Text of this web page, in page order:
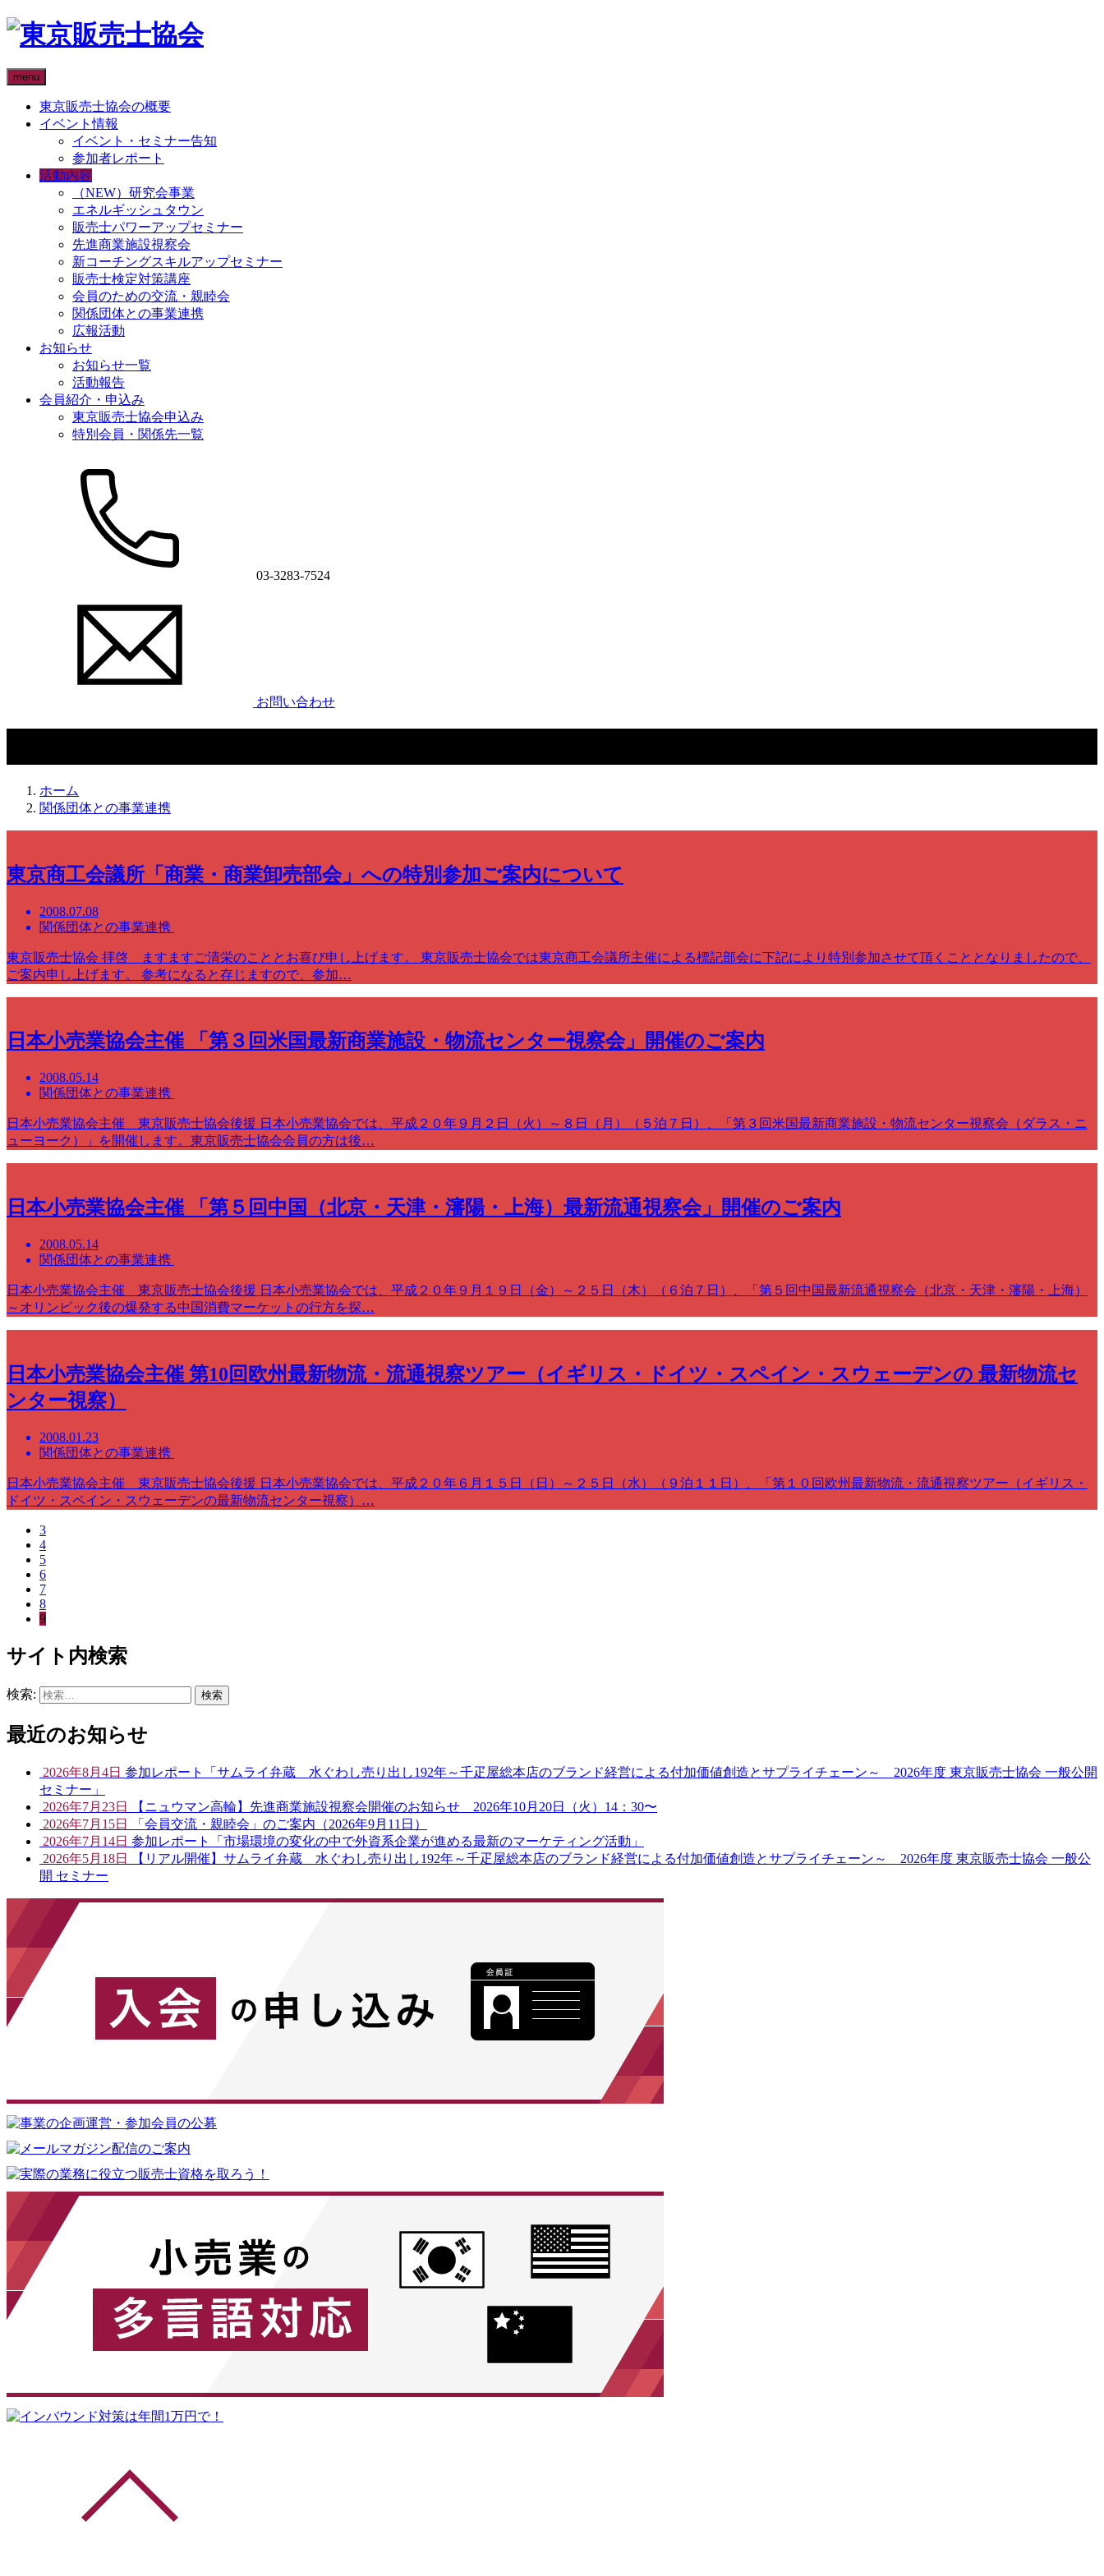
menu
東京販売士協会の概要
イベント情報
イベント・セミナー告知
参加者レポート
活動内容
（NEW）研究会事業
エネルギッシュタウン
販売士パワーアップセミナー
先進商業施設視察会
新コーチングスキルアップセミナー
販売士検定対策講座
会員のための交流・親睦会
関係団体との事業連携
広報活動
お知らせ
お知らせ一覧
活動報告
会員紹介・申込み
東京販売士協会申込み
特別会員・関係先一覧
03-3283-7524
お問い合わせ
ホーム
関係団体との事業連携
東京商工会議所「商業・商業卸売部会」への特別参加ご案内について
2008.07.08
関係団体との事業連携
東京販売士協会 拝啓 ますますご清栄のこととお喜び申し上げます。 東京販売士協会では東京商工会議所主催による標記部会に下記により特別参加させて頂くこととなりましたので、
ご案内申し上げます。 参考になると存じますので、参加…
日本小売業協会主催 「第３回米国最新商業施設・物流センター視察会」開催のご案内
2008.05.14
関係団体との事業連携
日本小売業協会主催 東京販売士協会後援 日本小売業協会では、平成２０年９月２日（火）～８日（月）（５泊７日）、「第３回米国最新商業施設・物流センター視察会（ダラス・ニ
ューヨーク）」を開催します。東京販売士協会会員の方は後…
日本小売業協会主催 「第５回中国（北京・天津・瀋陽・上海）最新流通視察会」開催のご案内
2008.05.14
関係団体との事業連携
日本小売業協会主催 東京販売士協会後援 日本小売業協会では、平成２０年９月１９日（金）～２５日（木）（６泊７日）、「第５回中国最新流通視察会（北京・天津・瀋陽・上海）
～オリンピック後の爆発する中国消費マーケットの行方を探…
日本小売業協会主催 第10回欧州最新物流・流通視察ツアー（イギリス・ドイツ・スペイン・スウェーデンの 最新物流セ
ンター視察）
2008.01.23
関係団体との事業連携
日本小売業協会主催 東京販売士協会後援 日本小売業協会では、平成２０年６月１５日（日）～２５日（水）（９泊１１日）、「第１０回欧州最新物流・流通視察ツアー（イギリス・
ドイツ・スペイン・スウェーデンの最新物流センター視察）…
3
4
5
6
7
8
9
サイト内検索
検索:
最近のお知らせ
2026年8月4日 参加レポート「サムライ弁蔵 水ぐわし売り出し192年～千疋屋総本店のブランド経営による付加価値創造とサプライチェーン～ 2026年度 東京販売士協会 一般公開
セミナー」
2026年7月23日
【ニュウマン高輪】先進商業施設視察会開催のお知らせ 2026年10月20日（火）14：30〜
2026年7月15日
「会員交流・親睦会」のご案内（2026年9月11日）
2026年7月14日 参加レポート「市場環境の変化の中で外資系企業が進める最新のマーケティング活動」
2026年5月18日
【リアル開催】サムライ弁蔵 水ぐわし売り出し192年～千疋屋総本店のブランド経営による付加価値創造とサプライチェーン～ 2026年度 東京販売士協会 一般公
開 セミナー